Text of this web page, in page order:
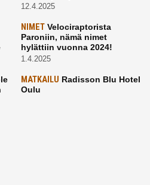
12.4.2025
NIMETVelociraptorista
Paroniin, nämä nimet
hylättiin vuonna 2024!
1.4.2025
MATKAILU Radisson Blu Hotel
Oulu